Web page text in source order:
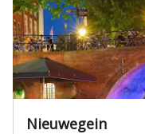
Nieuwegein